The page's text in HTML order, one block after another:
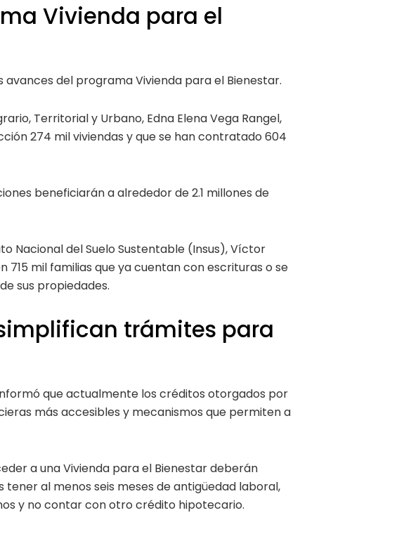
Vivienda para el
del programa Vivienda para el Bienestar.
Territorial y Urbano, Edna Elena Vega Rangel,
274 mil viviendas y que se han contratado 604
beneficiarán a alrededor de 2.1 millones de
Nacional del Suelo Sustentable (Insus), Víctor
715 mil familias que ya cuentan con escrituras o se
sus propiedades.
trámites para
que actualmente los créditos otorgados por
más accesibles y mecanismos que permiten a
a una Vivienda para el Bienestar deberán
al menos seis meses de antigüedad laboral,
y no contar con otro crédito hipotecario.